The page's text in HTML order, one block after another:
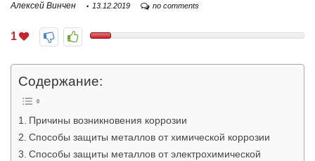
Алексей Винчен 13.12.2019 no comments
1
Содержание:
Причины возникновения коррозии
Способы защиты металлов от химической коррозии
Способы защиты металлов от электрохимической